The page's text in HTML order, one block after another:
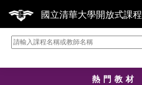
國立清華大學開放式課程
熱門教材